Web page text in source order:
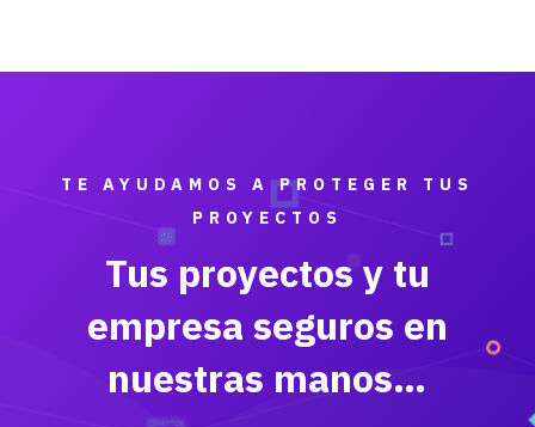
TE AYUDAMOS A PROTEGER TUS
PROYECTOS
Tus proyectos y tu
empresa seguros en
nuestras manos…